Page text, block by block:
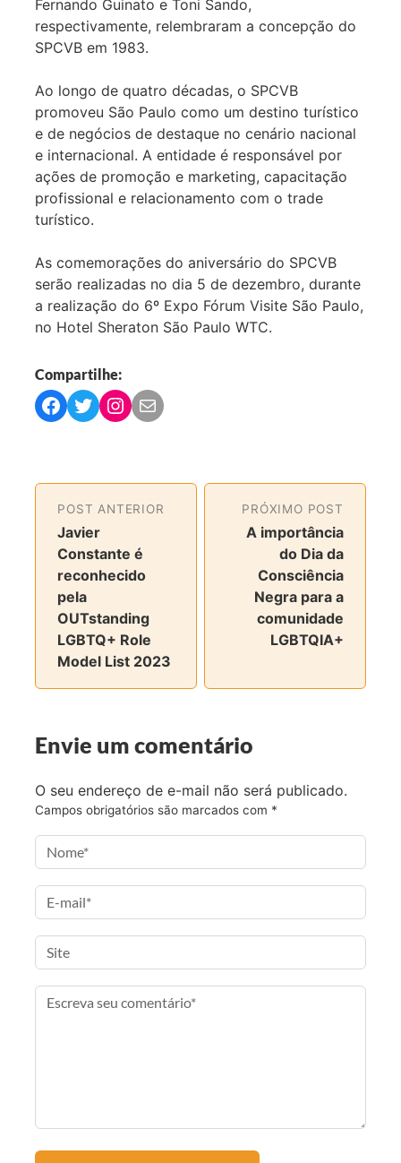
Fernando Guinato e Toni Sando,
respectivamente, relembraram a concepção do
SPCVB em 1983.
Ao longo de quatro décadas, o SPCVB
promoveu São Paulo como um destino turístico
e de negócios de destaque no cenário nacional
e internacional. A entidade é responsável por
ações de promoção e marketing, capacitação
profissional e relacionamento com o trade
turístico.
As comemorações do aniversário do SPCVB
serão realizadas no dia 5 de dezembro, durante
a realização do 6º Expo Fórum Visite São Paulo,
no Hotel Sheraton São Paulo WTC.
Compartilhe:
C
r
t
i
l
h
a
r
n
o
c
b
o
o
k
C
r
t
i
l
a
r
n
o
i
t
e
r
C
r
i
l
a
r
n
o
s
a
g
r
C
r
v
i
-
a
i
l
POST ANTERIOR
Javier
Constante é
reconhecido
pela
OUTstanding
LGBTQ+ Role
Model List 2023
PRÓXIMO POST
A importância
do Dia da
Consciência
Negra para a
comunidade
LGBTQIA+
Envie um comentário
O seu endereço de e-mail não será publicado.
Campos obrigatórios são marcados com *